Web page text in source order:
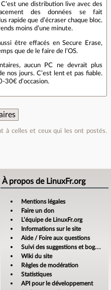
C’est une distribution live avec des
des données se fait
rapide que d’écraser chaque bloc.
moins d’une minute.
être effacés en Secure Erase,
que de le faire de l’OS.
aucun PC ne devrait plus
nos jours. C’est lent et pas fiable.
30€ d’occasion.
à celles et ceux qui les ont postés.
À propos de LinuxFr.org
Mentions légales
Faire un don
L’équipe de LinuxFr.org
Informations sur le site
Aide / Foire aux questions
Suivi des suggestions et bogues
Wiki du site
Règles de modération
Statistiques
API pour le développement